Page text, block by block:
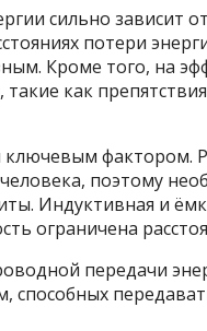
сильно зависит
потери
Кроме того, на
как
ключевым фактором.
поэтому
Индуктивная и
ограничена
передачи
способных